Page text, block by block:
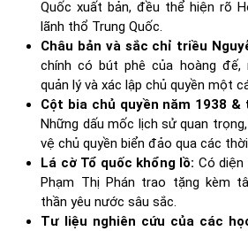
Quốc xuất bản, đều thể hiện rõ
lãnh thổ Trung Quốc.
Châu bản và sắc chỉ triều
chính có bút phê của hoàng đế,
quản lý và xác lập chủ quyền một
Cột bia chủ quyền năm 1938 &
Những dấu mốc lịch sử quan
vệ chủ quyền biển đảo qua các thời
Lá cờ Tổ quốc khổng lồ: Có diện
Phạm Thị Phán trao tặng kèm
thần yêu nước sâu sắc.
Tư liệu nghiên cứu của các